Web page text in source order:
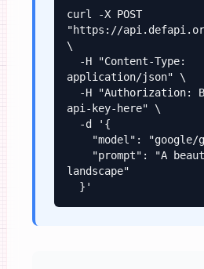
curl -X POST
"https://
\
application/json" \
api-key-here" \
landscape"
  }'